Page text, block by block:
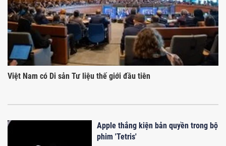
Việt Nam có Di sản Tư liệu thế giới đầu tiên
Apple thắng kiện bản quyền trong bộ
phim 'Tetris'